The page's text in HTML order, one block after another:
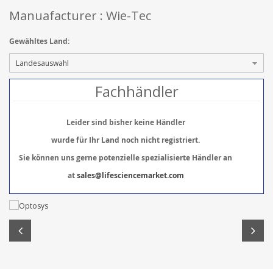
Manuafacturer : Wie-Tec
Gewähltes Land:
Fachhändler
Leider sind bisher keine Händler
wurde für Ihr Land noch nicht registriert.
Sie können uns gerne potenzielle spezialisierte Händler an
atsales@lifesciencemarket.com